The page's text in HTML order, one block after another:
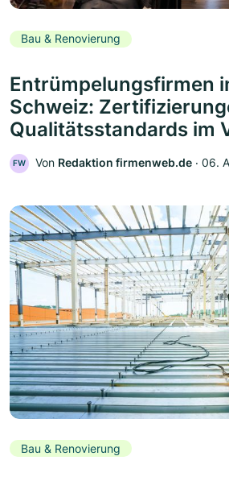
Bau & Renovierung
Entrümpelungsfirmen
Schweiz:
Qualitätsstandards im
FW Von Redaktion firmenweb.de ‧ 06.
Bau & Renovierung